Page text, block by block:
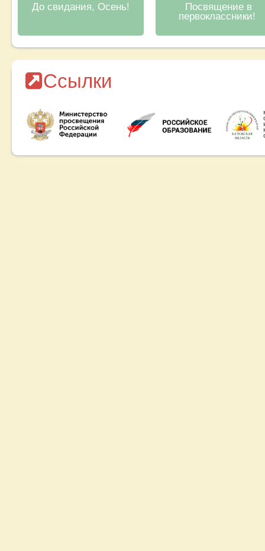
До свидания, Осень!
Посвящение в
первоклассники!
Ссылки